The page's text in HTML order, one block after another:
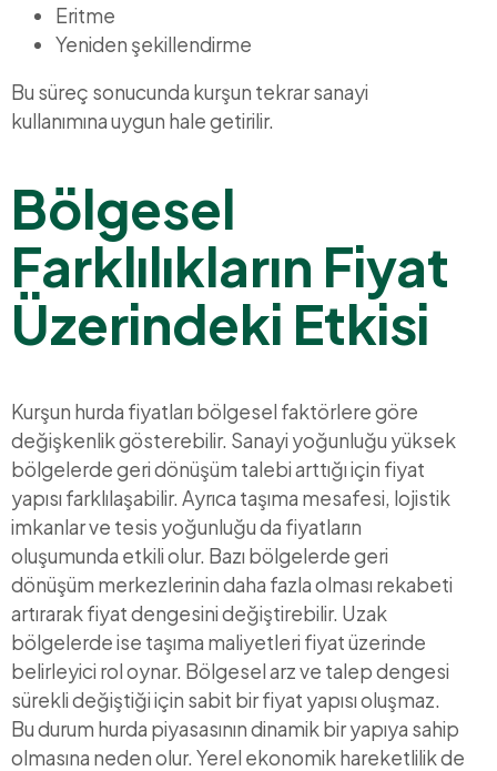
Eritme
Yeniden şekillendirme
Bu süreç sonucunda kurşun tekrar sanayi
kullanımına uygun hale getirilir.
Bölgesel
Farklılıkların Fiyat
Üzerindeki Etkisi
Kurşun hurda fiyatları bölgesel faktörlere göre
değişkenlik gösterebilir. Sanayi yoğunluğu yüksek
bölgelerde geri dönüşüm talebi arttığı için fiyat
yapısı farklılaşabilir. Ayrıca taşıma mesafesi, lojistik
imkanlar ve tesis yoğunluğu da fiyatların
oluşumunda etkili olur. Bazı bölgelerde geri
dönüşüm merkezlerinin daha fazla olması rekabeti
artırarak fiyat dengesini değiştirebilir. Uzak
bölgelerde ise taşıma maliyetleri fiyat üzerinde
belirleyici rol oynar. Bölgesel arz ve talep dengesi
sürekli değiştiği için sabit bir fiyat yapısı oluşmaz.
Bu durum hurda piyasasının dinamik bir yapıya sahip
olmasına neden olur. Yerel ekonomik hareketlilik de